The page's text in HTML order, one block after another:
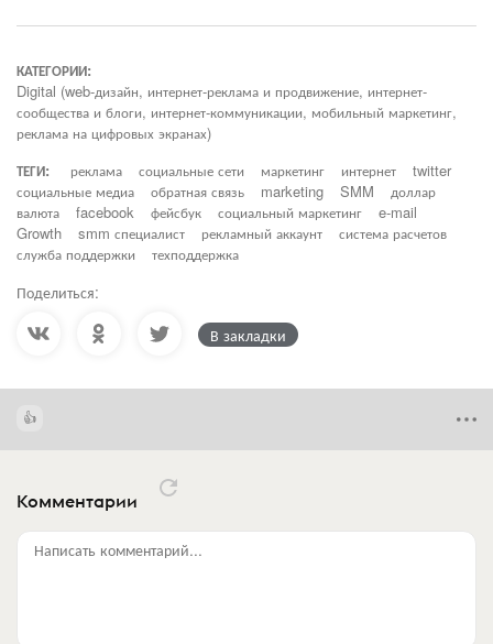
КАТЕГОРИИ:
Digital (web-дизайн, интернет-реклама и продвижение, интернет-
сообщества и блоги, интернет-коммуникации, мобильный маркетинг,
реклама на цифровых экранах)
ТЕГИ:
реклама социальные сети маркетинг интернет
twitter
социальные медиа
обратная связь marketing SMM
доллар
валюта
facebook фейсбук социальный маркетинг
e-mail
Growth
smm специалист рекламный аккаунт
система расчетов
служба поддержки
техподдержка
Поделиться:
В закладки
Комментарии
Написать комментарий...